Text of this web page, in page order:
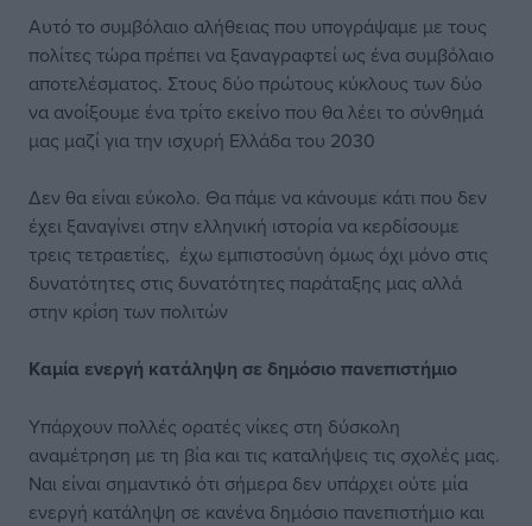
Αυτό το συμβόλαιο αλήθειας που υπογράψαμε με τους
πολίτες τώρα πρέπει να ξαναγραφτεί ως ένα συμβόλαιο
αποτελέσματος. Στους δύο πρώτους κύκλους των δύο
να ανοίξουμε ένα τρίτο εκείνο που θα λέει το σύνθημά
μας μαζί για την ισχυρή Ελλάδα του 2030
Δεν θα είναι εύκολο. Θα πάμε να κάνουμε κάτι που δεν
έχει ξαναγίνει στην ελληνική ιστορία να κερδίσουμε
τρεις τετραετίες, έχω εμπιστοσύνη όμως όχι μόνο στις
δυνατότητες στις δυνατότητες παράταξης μας αλλά
στην κρίση των πολιτών
Καμία ενεργή κατάληψη σε δημόσιο πανεπιστήμιο
Υπάρχουν πολλές ορατές νίκες στη δύσκολη
αναμέτρηση με τη βία και τις καταλήψεις τις σχολές μας.
Ναι είναι σημαντικό ότι σήμερα δεν υπάρχει ούτε μία
ενεργή κατάληψη σε κανένα δημόσιο πανεπιστήμιο και